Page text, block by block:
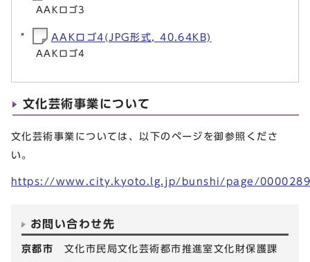
AAKロゴ3
AAKロゴ4(JPG形式, 40.64KB)
AAKロゴ4
文化芸術事業について
文化芸術事業については、以下のページを御参照くださ
い。
https://www.city.kyoto.lg.jp/bunshi/page/
お問い合わせ先
京都市 文化市民局文化芸術都市推進室文化財保護課